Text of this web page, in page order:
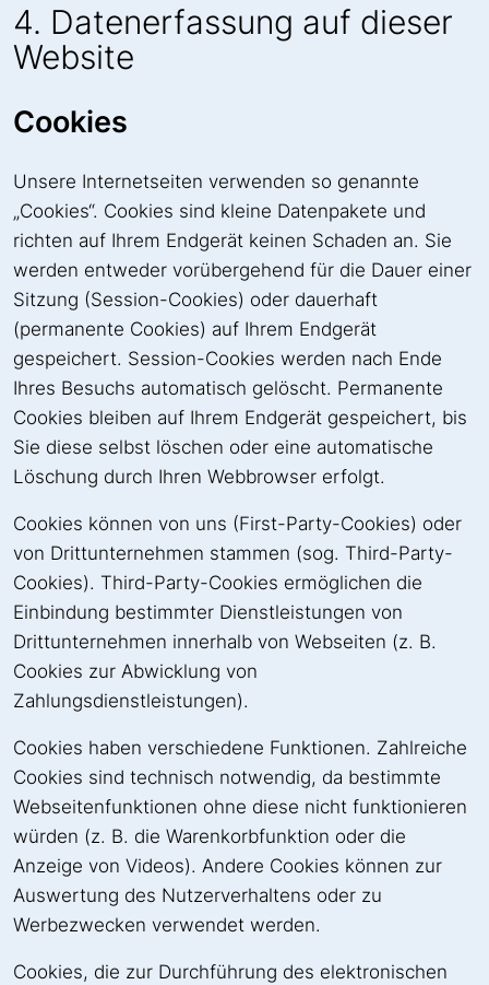
4. Datenerfassung auf dieser
Website
Cookies
Unsere Internetseiten verwenden so genannte
„Cookies“. Cookies sind kleine Datenpakete und
richten auf Ihrem Endgerät keinen Schaden an. Sie
werden entweder vorübergehend für die Dauer einer
Sitzung (Session-Cookies) oder dauerhaft
(permanente Cookies) auf Ihrem Endgerät
gespeichert. Session-Cookies werden nach Ende
Ihres Besuchs automatisch gelöscht. Permanente
Cookies bleiben auf Ihrem Endgerät gespeichert, bis
Sie diese selbst löschen oder eine automatische
Löschung durch Ihren Webbrowser erfolgt.
Cookies können von uns (First-Party-Cookies) oder
von Drittunternehmen stammen (sog. Third-Party-
Cookies). Third-Party-Cookies ermöglichen die
Einbindung bestimmter Dienstleistungen von
Drittunternehmen innerhalb von Webseiten (z. B.
Cookies zur Abwicklung von
Zahlungsdienstleistungen).
Cookies haben verschiedene Funktionen. Zahlreiche
Cookies sind technisch notwendig, da bestimmte
Webseitenfunktionen ohne diese nicht funktionieren
würden (z. B. die Warenkorbfunktion oder die
Anzeige von Videos). Andere Cookies können zur
Auswertung des Nutzerverhaltens oder zu
Werbezwecken verwendet werden.
Cookies, die zur Durchführung des elektronischen